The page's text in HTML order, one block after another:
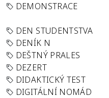
DEMONSTRACE
DEN STUDENTSTVA
DENÍK N
DEŠTNÝ PRALES
DEZERT
DIDAKTICKÝ TEST
DIGITÁLNÍ NOMÁD